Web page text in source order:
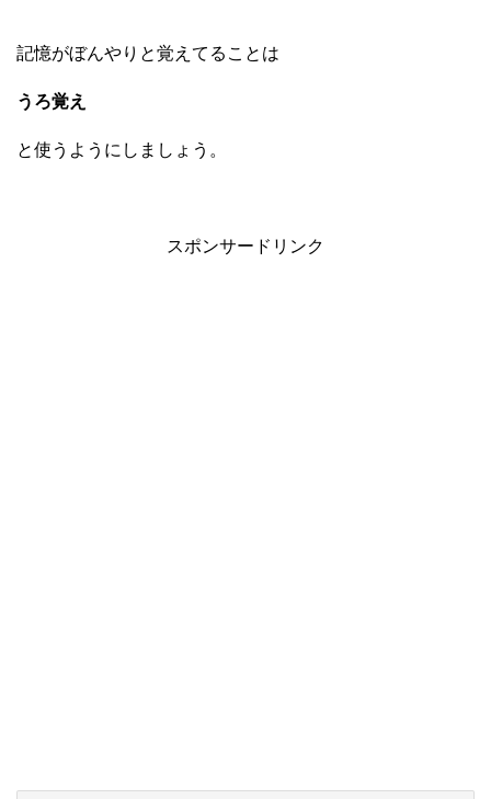
記憶がぼんやりと覚えてることは
うろ覚え
と使うようにしましょう。
スポンサードリンク